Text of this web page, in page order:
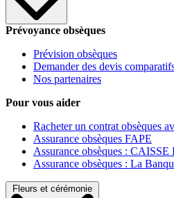
Prévoyance obsèques
Prévision obsèques
Demander des devis
Nos partenaires
Pour vous aider
Racheter un contrat obsèques
Assurance obsèques FAPE
Assurance obsèques :
Assurance obsèques : La
Fleurs et cérémonie